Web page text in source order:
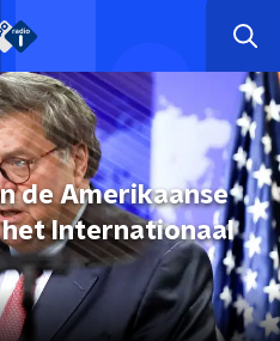
de Amerikaanse
Internationaal